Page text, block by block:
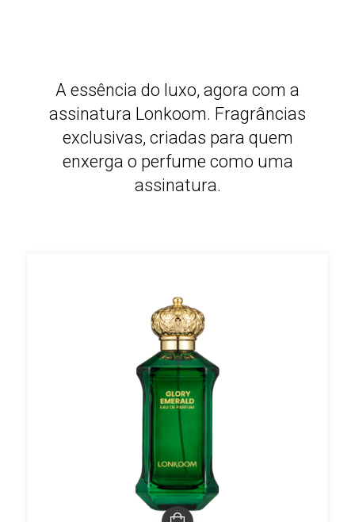
A essência do luxo, agora com a
assinatura Lonkoom. Fragrâncias
exclusivas, criadas para quem
enxerga o perfume como uma
assinatura.